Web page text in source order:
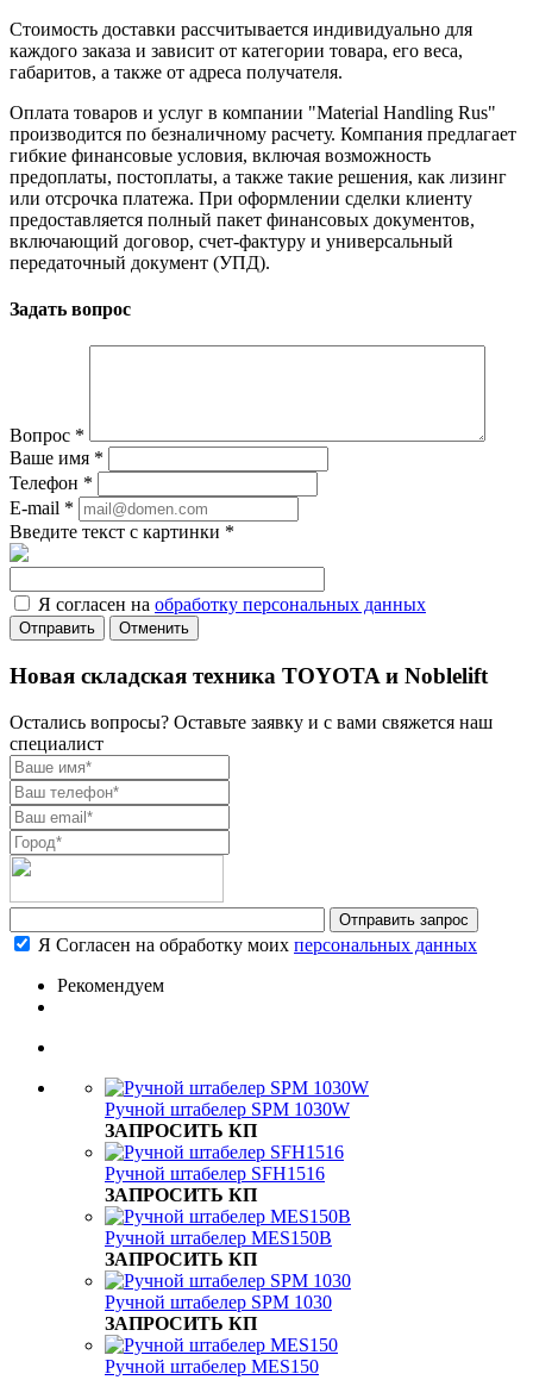
Стоимость доставки рассчитывается индивидуально для
каждого заказа и зависит от категории товара, его веса,
габаритов, а также от адреса получателя.
Оплата товаров и услуг в компании "Material Handling Rus"
производится по безналичному расчету. Компания предлагает
гибкие финансовые условия, включая возможность
предоплаты, постоплаты, а также такие решения, как лизинг
или отсрочка платежа. При оформлении сделки клиенту
предоставляется полный пакет финансовых документов,
включающий договор, счет-фактуру и универсальный
передаточный документ (УПД).
Задать вопрос
Вопрос *
Ваше имя *
Телефон *
E-mail *
Введите текст с картинки *
Я согласен на обработку персональных данных
Отменить
Новая складская техника TOYOTA и Noblelift
Остались вопросы? Оставьте заявку и с вами свяжется наш
специалист
Я Согласен на обработку моих персональных данных
Рекомендуем
Ручной штабелер SPM 1030W
ЗАПРОСИТЬ КП
Ручной штабелер SFH1516
ЗАПРОСИТЬ КП
Ручной штабелер MES150B
ЗАПРОСИТЬ КП
Ручной штабелер SPM 1030
ЗАПРОСИТЬ КП
Ручной штабелер MES150